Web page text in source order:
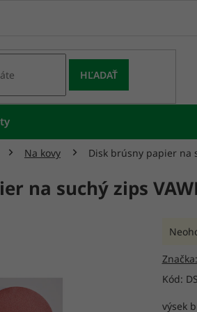
HĽADAŤ
Na kovy Disk brúsny papier na
na suchý zips
Kód:
výsek
0,0
Značka: